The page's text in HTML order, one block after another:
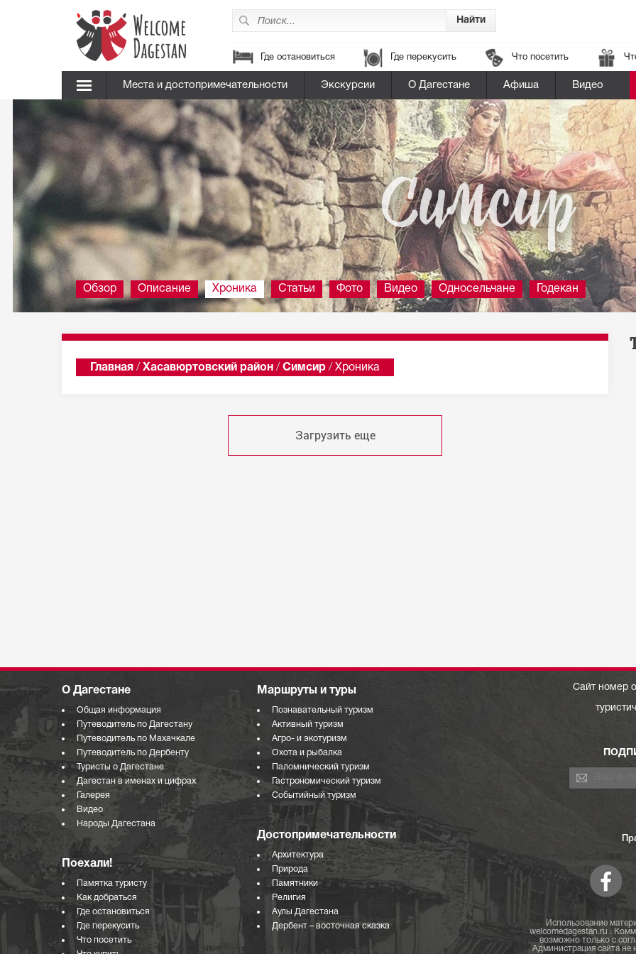
Где остановиться Где перекусить Что посетить
Места и достопримечательности Экскурсии О Дагестане Афиша Видео
Симсир
Обзор Описание Хроника Статьи Фото Видео Односельчане Годекан
Главная / Хасавюртовский район / Симсир / Хроника
Загрузить еще
О Дагестане
Общая информация
Путеводитель по Дагестану
Путеводитель по Махачкале
Путеводитель по Дербенту
Туристы о Дагестане
Дагестан в именах и цифрах
Галерея
Видео
Народы Дагестана
Поехали!
Памятка туристу
Как добраться
Где остановиться
Где перекусить
Что посетить
Маршруты и туры
Познавательный туризм
Активный туризм
Агро- и экотуризм
Охота и рыбалка
Паломнический туризм
Гастрономический туризм
Событийный туризм
Достопримечательности
Архитектура
Природа
Памятники
Религия
Аулы Дагестана
Дербент – восточная сказка
Сайт номер
Использование
welcomedagestan.ru .
возможно только с
Администрация сайта не